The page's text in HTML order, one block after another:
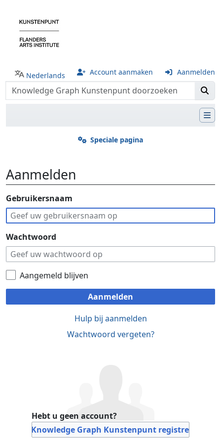
Nederlands Account aanmaken Aanmelden
Speciale pagina
Aanmelden
Ga naar:navigatie,
Gebruikersnaam
Wachtwoord
Aangemeld blijven
Aanmelden
Hulp bij aanmelden
Wachtwoord vergeten?
Hebt u geen account?
Bij Knowledge Graph Kunstenpunt registreren